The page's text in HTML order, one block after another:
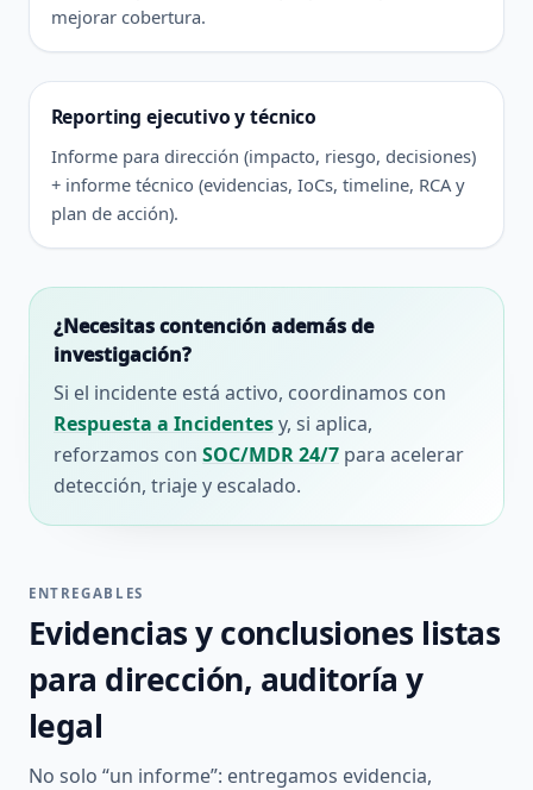
mejorar cobertura.
Reporting ejecutivo y técnico
Informe para dirección (impacto, riesgo, decisiones)
+ informe técnico (evidencias, IoCs, timeline, RCA y
plan de acción).
¿Necesitas contención además de
investigación?
Si el incidente está activo, coordinamos con
Respuesta a Incidentesy, si aplica,
reforzamos con SOC/MDR 24/7 para acelerar
detección, triaje y escalado.
ENTREGABLES
Evidencias y conclusiones listas
para dirección, auditoría y
legal
No solo “un informe”: entregamos evidencia,